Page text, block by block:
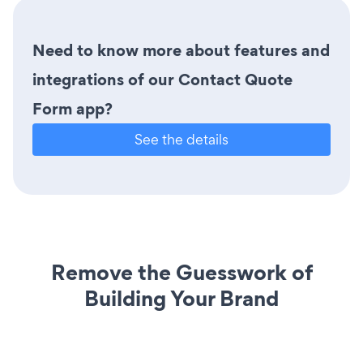
Need to know more about features and
integrations of our Contact Quote
Form app?
See the details
Remove the Guesswork of
Building Your Brand